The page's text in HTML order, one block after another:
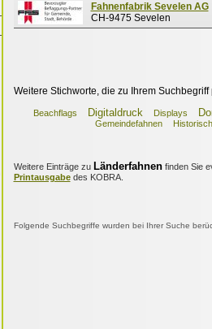
Fahnenfabrik Sevelen AG
CH-9475 Sevelen
Weitere Stichworte, die zu Ihrem
Beachflags Digitaldruck Displays
Gemeindefahnen
Weitere Einträge zu Länderfahnenfinden Sie
Printausgabedes KOBRA.
Folgende Suchbegriffe wurden bei Ihrer Suche